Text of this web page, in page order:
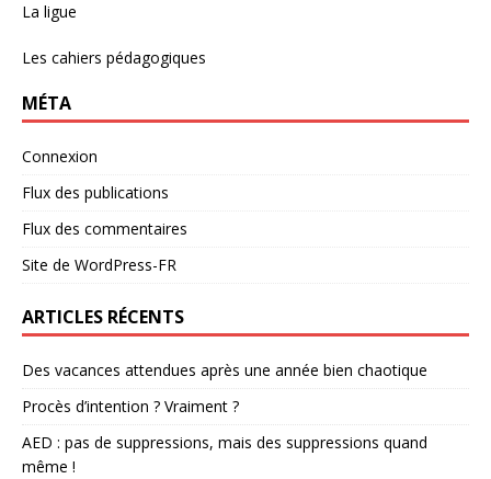
La ligue
Les cahiers pédagogiques
MÉTA
Connexion
Flux des publications
Flux des commentaires
Site de WordPress-FR
ARTICLES RÉCENTS
Des vacances attendues après une année bien chaotique
Procès d’intention ? Vraiment ?
AED : pas de suppressions, mais des suppressions quand
même !